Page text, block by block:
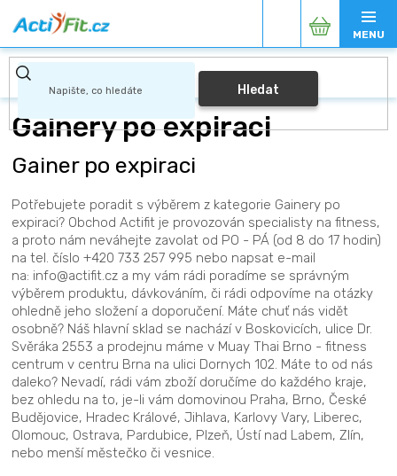
na
obsah
Hledat
Nákupní
košík
Gainery po expiraci
Gainer po expiraci
Potřebujete poradit s výběrem z kategorie Gainery po
expiraci? Obchod Actifit je provozován specialisty na fitness,
a proto nám neváhejte zavolat od PO - PÁ (od 8 do 17 hodin)
na tel. číslo +420 733 257 995 nebo napsat e-mail
na: info@actifit.cz a my vám rádi poradíme se správným
výběrem produktu, dávkováním, či rádi odpovíme na otázky
ohledně jeho složení a doporučení. Máte chuť nás vidět
osobně? Náš hlavní sklad se nachází v Boskovicích, ulice Dr.
Svěráka 2553 a prodejnu máme v Muay Thai Brno - fitness
centrum v centru Brna na ulici Dornych 102. Máte to od nás
daleko? Nevadí, rádi vám zboží doručíme do každého kraje,
bez ohledu na to, je-li vám domovinou Praha, Brno, České
Budějovice, Hradec Králové, Jihlava, Karlovy Vary, Liberec,
Olomouc, Ostrava, Pardubice, Plzeň, Ústí nad Labem, Zlín,
nebo menší městečko či vesnice.